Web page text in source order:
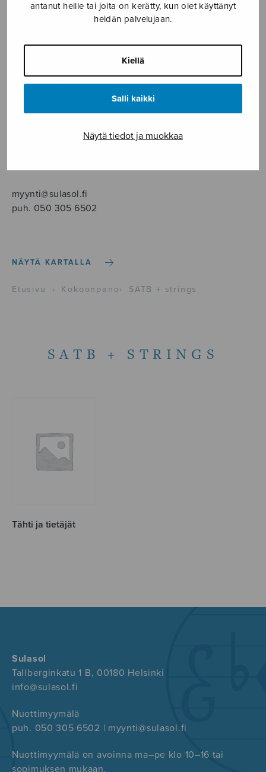
antanut heille tai joita on kerätty, kun olet käyttänyt
heidän palvelujaan.
Kiellä
Salli kaikki
Näytä tiedot ja muokkaa
YKSINLAULU
YLEINEN
Sulasol nuottikauppa
Myymälä avoinna
myynti@sulasol.fi
puh. 050 305 6502
NÄYTÄ KARTALLA
Etusivu › Kokoonpano› SATB + strings
SATB + STRINGS
Tähti ja tietäjät
Sulasol
Tallberginkatu 1 B, 00180 Helsinki
info@sulasol.fi
Nuottimyymälä
puh. 050 305 6502 | myynti@sulasol.fi
Nuottimyymälä on avoinna ma–pe klo 10–16 tai
sopimuksen mukaan.